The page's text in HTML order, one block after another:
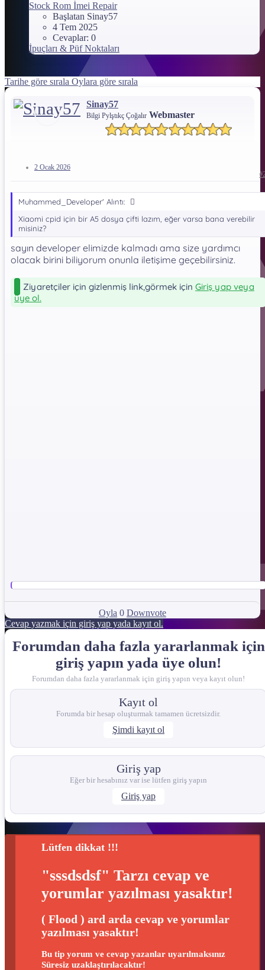
Stock Rom İmei Repair
Başlatan Sinay57
4 Tem 2025
Cevaplar: 0
İpuçları & Püf Noktaları
Tarihe göre sırala Oylara göre sırala
Sinay57
Bilgi Pylştıkç Çoğalır Webmaster
2 Ocak 2026
Muhammed_Developer' Alıntı:
Xiaomi cpid için bir A5 dosya çifti lazım, eğer varsa bana verebilir
misiniz?
sayın developer elimizde kalmadı ama size yardımcı
olacak birini biliyorum onunla iletişime geçebilirsiniz.
Ziyaretçiler için gizlenmiş link,görmek için Giriş yap veya
üye ol.
Oyla 0 Downvote
Cevap yazmak için giriş yap yada kayıt ol.
Forumdan daha fazla yararlanmak için
giriş yapın yada üye olun!
Forumdan daha fazla yararlanmak için giriş yapın veya kayıt olun!
Kayıt ol
Forumda bir hesap oluşturmak tamamen ücretsizdir.
Şimdi kayıt ol
Giriş yap
Eğer bir hesabınız var ise lütfen giriş yapın
Giriş yap
Lütfen dikkat !!!
"sssdsdsf" Tarzı cevap ve
yorumlar yazılması yasaktır!
( Flood ) ard arda cevap ve yorumlar
yazılması yasaktır!
Bu tip yorum ve cevap yazanlar uyarılmaksınız
Süresiz uzaklaştırılacaktır!